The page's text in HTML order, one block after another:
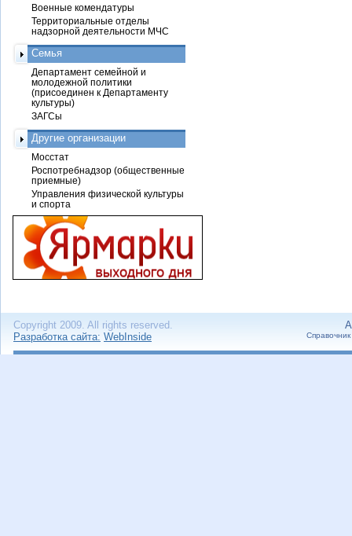
Военные комендатуры
Территориальные отделы
надзорной деятельности МЧС
Семья
Департамент семейной и
молодежной политики
(присоединен к Департаменту
культуры)
ЗАГСы
Другие организации
Мосстат
Роспотребнадзор (общественные
приемные)
Управления физической культуры
и спорта
Copyright 2009. All rights reserved.
Разработка сайта: WebInside